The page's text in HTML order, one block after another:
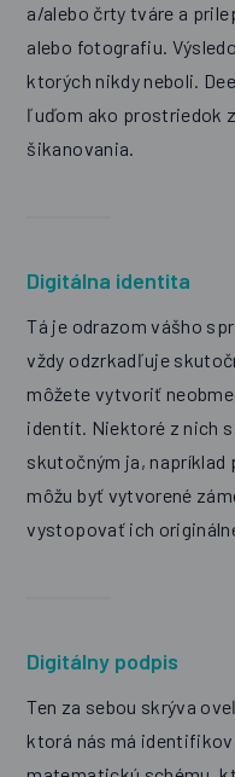
a/alebo črty tváre a
alebo fotografiu.
ktorých nikdy neboli.
ľuďom ako prostriedok
šikanovania.
Digitálna identita
Tá je odrazom vášho
vždy odzrkadľuje
môžete vytvoriť
identít. Niektoré z nich
skutočným ja, napríklad
môžu byť vytvorené
vystopovať ich
Digitálny podpis
Ten za sebou skrýva
ktorá nás má